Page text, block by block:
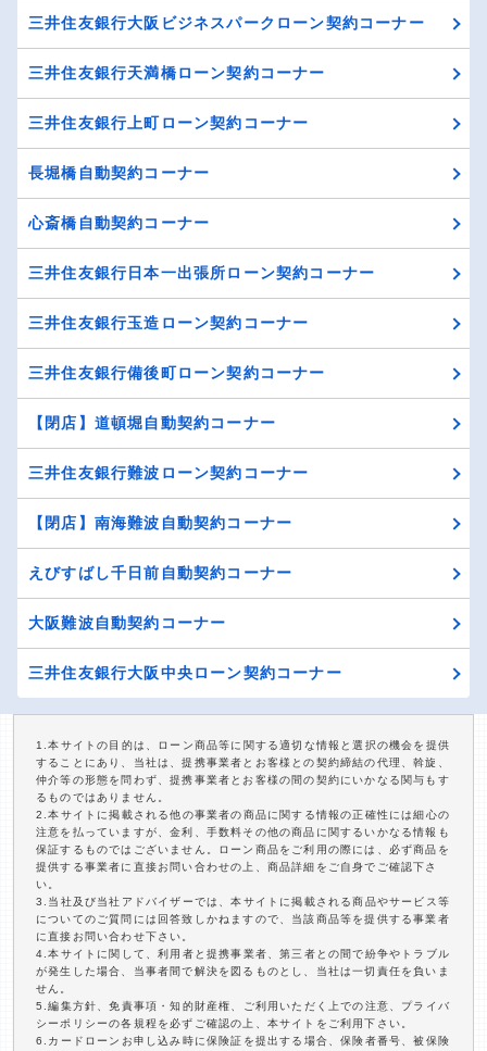
三井住友銀行大阪ビジネスパークローン契約コーナー
三井住友銀行天満橋ローン契約コーナー
三井住友銀行上町ローン契約コーナー
長堀橋自動契約コーナー
心斎橋自動契約コーナー
三井住友銀行日本一出張所ローン契約コーナー
三井住友銀行玉造ローン契約コーナー
三井住友銀行備後町ローン契約コーナー
【閉店】道頓堀自動契約コーナー
三井住友銀行難波ローン契約コーナー
【閉店】南海難波自動契約コーナー
えびすばし千日前自動契約コーナー
大阪難波自動契約コーナー
三井住友銀行大阪中央ローン契約コーナー
1.本サイトの目的は、ローン商品等に関する適切な情報と選択の機会を提供
することにあり、当社は、提携事業者とお客様との契約締結の代理、斡旋、
仲介等の形態を問わず、提携事業者とお客様の間の契約にいかなる関与もす
るものではありません。
2.本サイトに掲載される他の事業者の商品に関する情報の正確性には細心の
注意を払っていますが、金利、手数料その他の商品に関するいかなる情報も
保証するものではございません。ローン商品をご利用の際には、必ず商品を
提供する事業者に直接お問い合わせの上、商品詳細をご自身でご確認下さ
い。
3.当社及び当社アドバイザーでは、本サイトに掲載される商品やサービス等
についてのご質問には回答致しかねますので、当該商品等を提供する事業者
に直接お問い合わせ下さい。
4.本サイトに関して、利用者と提携事業者、第三者との間で紛争やトラブル
が発生した場合、当事者間で解決を図るものとし、当社は一切責任を負いま
せん。
5.編集方針、免責事項・知的財産権、ご利用いただく上での注意、プライバ
シーポリシーの各規程を必ずご確認の上、本サイトをご利用下さい。
6.カードローンお申し込み時に保険証を提出する場合、保険者番号、被保険